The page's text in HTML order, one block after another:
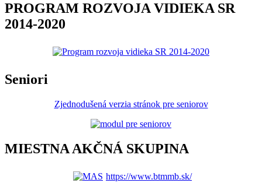
PROGRAM ROZVOJA VIDIEKA SR
2014-2020
Seniori
Zjednodušená verzia stránok pre seniorov
MIESTNA AKČNÁ SKUPINA
https://www.btmmb.sk/